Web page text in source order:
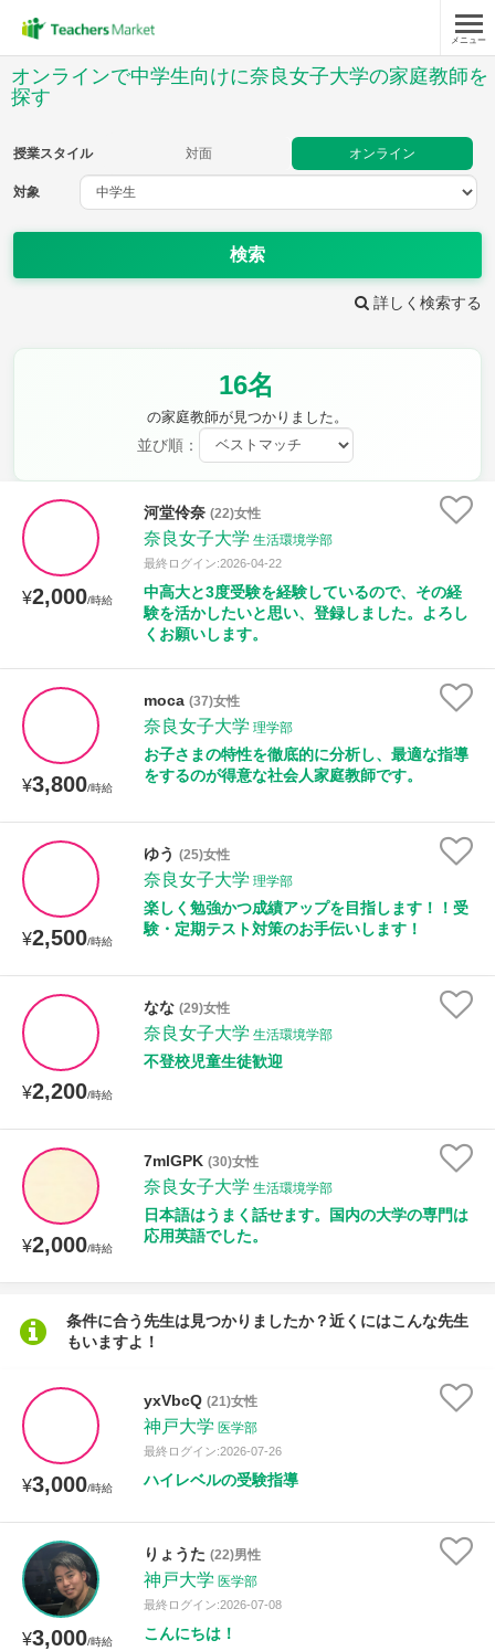
メニュー
オンラインで中学生向けに奈良女子大学の家庭教師を
探す
授業スタイル 対面 オンライン
対象
検索
詳しく検索する
16名
の家庭教師が見つかりました。
並び順：
¥2,000/時給
河堂伶奈 (22)女性
奈良女子大学 生活環境学部
最終ログイン:2026-04-22
中高大と3度受験を経験しているので、その経
験を活かしたいと思い、登録しました。よろし
くお願いします。
¥3,800/時給
moca (37)女性
奈良女子大学 理学部
お子さまの特性を徹底的に分析し、最適な指導
をするのが得意な社会人家庭教師です。
¥2,500/時給
ゆう (25)女性
奈良女子大学 理学部
楽しく勉強かつ成績アップを目指します！！受
験・定期テスト対策のお手伝いします！
¥2,200/時給
なな (29)女性
奈良女子大学 生活環境学部
不登校児童生徒歓迎
¥2,000/時給
7mlGPK (30)女性
奈良女子大学 生活環境学部
日本語はうまく話せます。国内の大学の専門は
応用英語でした。
条件に合う先生は見つかりましたか？近くにはこんな先生
もいますよ！
¥3,000/時給
yxVbcQ (21)女性
神戸大学 医学部
最終ログイン:2026-07-26
ハイレベルの受験指導
¥3,000/時給
りょうた (22)男性
神戸大学 医学部
最終ログイン:2026-07-08
こんにちは！
対象
地理
時給：¥1,000 ～ ¥10,000
授業可能日
月曜日 火曜日 水曜日 木曜日 金曜日
所属大学